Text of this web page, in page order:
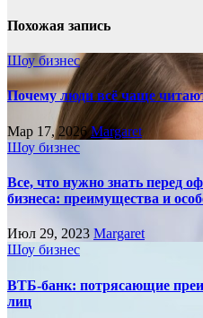
Похожая запись
Шоу бизнес
Почему люди всё чаще
Мар 17, 2026Margaret
Шоу бизнес
Все, что нужно знать перед
бизнеса: преимущества и
Июл 29, 2023 Margaret
Шоу бизнес
ВТБ-банк: потрясающие
лиц